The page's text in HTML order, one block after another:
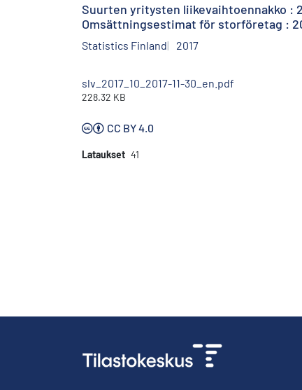
Suurten yritysten liikevaihtoennakko :
Omsättningsestimat för storföretag :
Statistics Finland 2017
slv_2017_10_2017-11-30_en.pdf
228.32 KB
CC BY 4.0
Lataukset 41